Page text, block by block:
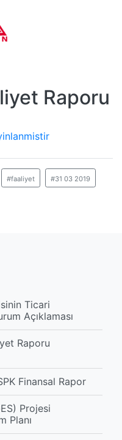
Raporu
#faaliyet #31 03 2019
Ticari
Açıklaması
Raporu
Finansal Rapor
Projesi
Planı